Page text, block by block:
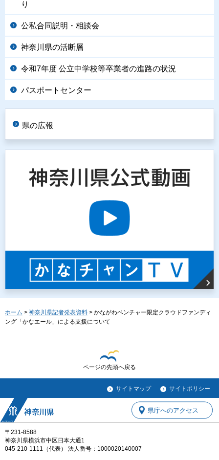
り
公私合同説明・相談会
神奈川県の活断層
令和7年度 公立中学校等卒業者の進路の状況
パスポートセンター
県の広報
ホーム > 神奈川県記者発表資料 > かながわベンチャー限定クラウドファンディ
ング「かなエール」による支援について
ページの先頭へ戻る
サイトマップ サイトポリシー
〒231-8588
神奈川県横浜市中区日本大通1
045-210-1111（代表） 法人番号：1000020140007
県庁へのアクセス